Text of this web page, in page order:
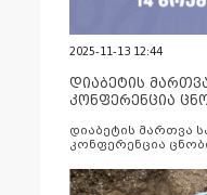
2025-11-13 12:44
დიაბეტის
კონფერენცია
დიაბეტის მართვა
კონფერენცია